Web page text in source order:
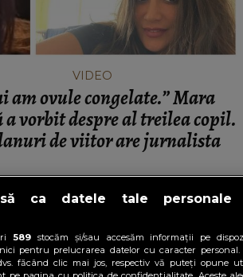
VIDEO
am ovule congelate.” Mara
a vorbit despre al treilea copil.
de viitor are jurnalista
VEDETE
Cu câți bani a rămas Oana Lis să
mâncare pentru ea și
Viorel: „Abia mâine luăm
ca datele tale personale
589 stocăm și/sau accesăm informații pe
pentru prelucrarea datelor cu caracter
făcând clic mai jos, respectiv vă puteți opune